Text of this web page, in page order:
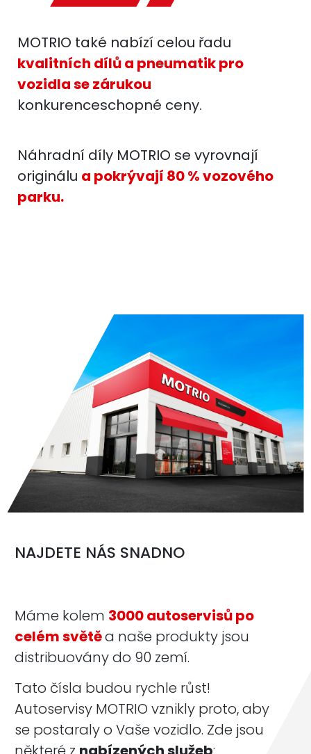
MOTRIO také nabízí celou řadu
kvalitních dílů a pneumatik pro
vozidla se zárukou
konkurenceschopné ceny.
Náhradní díly MOTRIO se vyrovnají
originálu a pokrývají 80 % vozového
parku.
NAJDETE NÁS SNADNO
Máme kolem 3000 autoservisů po
celém světěa naše produkty jsou
distribuovány do 90 zemí.
Tato čísla budou rychle růst!
Autoservisy MOTRIO vznikly proto, aby
se postaraly o Vaše vozidlo. Zde jsou